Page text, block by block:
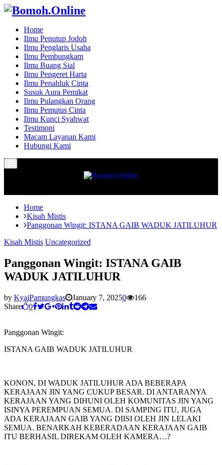
Home
Ilmu Penutup Jodoh
Ilmu Penglaris Usaha
Ilmu Pembungkam
Ilmu Buang Sial
Ilmu Pengeret Harta
Ilmu Penahluk Cinta
Susuk Aura Pemikat
Ilmu Pulangkan Orang
Ilmu Pemutus Cinta
Ilmu Kunci Syahwat
Testimoni
Macam Layanan Kami
Hubungi Kami
Menu
Home
Kisah Mistis
Panggonan Wingit: ISTANA GAIB WADUK JATILUHUR
Kisah Mistis Uncategorized
Panggonan Wingit: ISTANA GAIB
WADUK JATILUHUR
by KyaiPamungkas January 7, 20250
166
Share
0
Panggonan Wingit:
ISTANA GAIB WADUK JATILUHUR
KONON, DI WADUK JATILUHUR ADA BEBERAPA
KERAJAAN JIN YANG CUKUP BESAR. DI ANTARANYA
KERAJAAN YANG DIHUNI OLEH KOMUNITAS JIN YANG
ISINYA PEREMPUAN SEMUA. DI SAMPING ITU, JUGA
ADA KERAJAAN GAIB YANG DIISI OLEH JIN LELAKI
SEMUA. BENARKAH KEBERADAAN KERAJAAN GAIB
ITU BERHASIL DIREKAM OLEH KAMERA…?